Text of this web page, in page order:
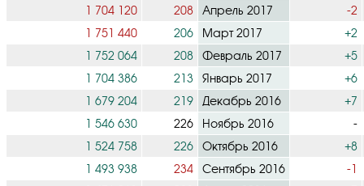
1 704 120
208 Апрель 2017
-2
1 751 440
206 Март 2017
+2
1 752 064
208 Февраль 2017
+5
1 704 386
213 Январь 2017
+6
1 679 204
219 Декабрь 2016
+7
1 546 630
226 Ноябрь 2016
-
1 524 758
226 Октябрь 2016
+8
1 493 938
234 Сентябрь 2016
-1